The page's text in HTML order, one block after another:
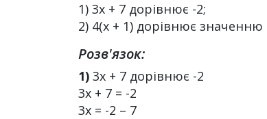
1) 3х + 7 дорівнює -2;
2) 4(х + 1) дорівнює значенню
Розв'язок:
1) 3х + 7 дорівнює -2
3х + 7 = -2
3х = -2 – 7